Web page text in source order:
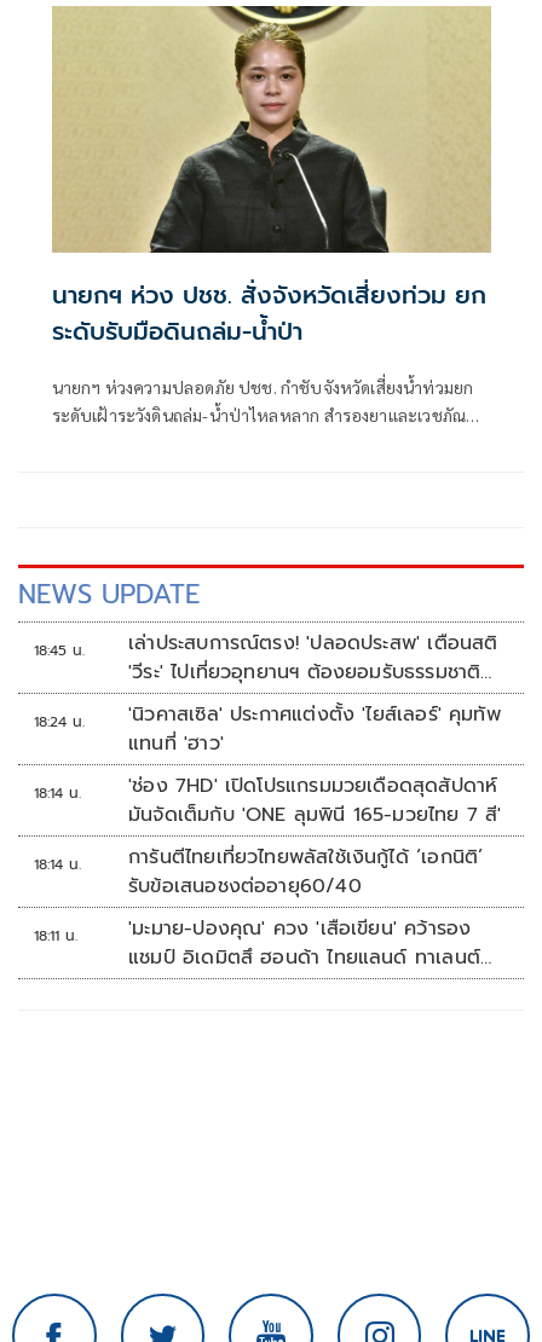
นายกฯ ห่วง ปชช. สั่งจังหวัดเสี่ยงท่วม ยก
ระดับรับมือดินถล่ม-น้ำป่า
นายกฯ ห่วงความปลอดภัย ปชช. กำชับจังหวัดเสี่ยงน้ำท่วมยก
ระดับเฝ้าระวังดินถล่ม-น้ำป่าไหลหลาก สำรองยาและเวชภัณฑ์
NEWS UPDATE
18:45 น.
เล่าประสบการณ์ตรง! 'ปลอดประสพ' เตือนสติ
'วีระ' ไปเที่ยวอุทยานฯ ต้องยอมรับธรรมชาติ
ดิบๆให้ได้
18:24 น.
'นิวคาสเซิล' ประกาศแต่งตั้ง 'ไยส์เลอร์' คุมทัพ
แทนที่ 'ฮาว'
18:14 น.
'ช่อง 7HD' เปิดโปรแกรมมวยเดือดสุดสัปดาห์
มันจัดเต็มกับ 'ONE ลุมพินี 165-มวยไทย 7 สี'
18:14 น.
การันตีไทยเที่ยวไทยพลัสใช้เงินกู้ได้ ‘เอกนิติ’
รับข้อเสนอชงต่ออายุ60/40
18:11 น.
'มะมาย-ปองคุณ' ควง 'เสือเขียน' คว้ารอง
แชมป์ อิเดมิตสึ ฮอนด้า ไทยแลนด์ ทาเลนต์
คัพ สนาม 3